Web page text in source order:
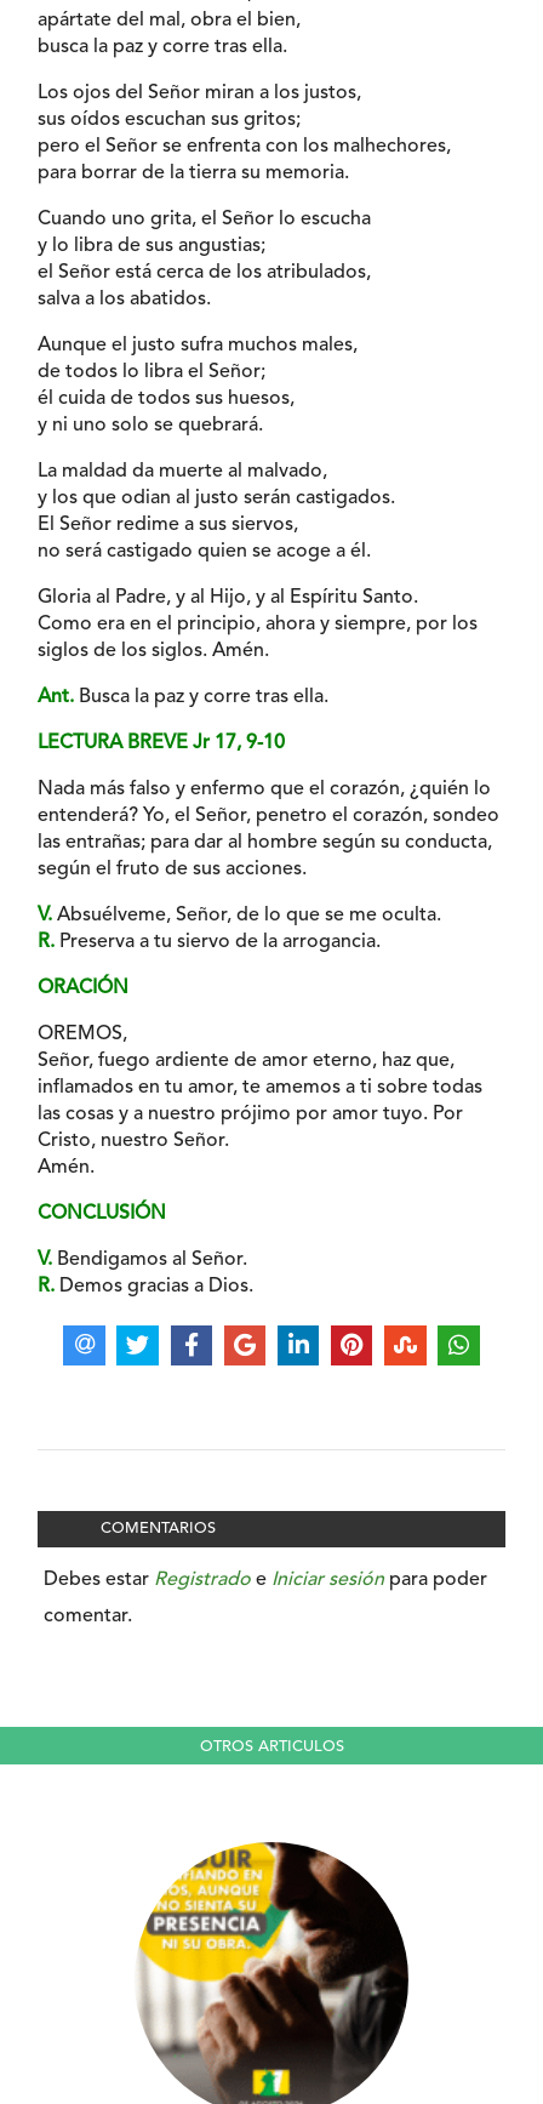
apártate del mal, obra el bien,
busca la paz y corre tras ella.
Los ojos del Señor miran a los justos,
sus oídos escuchan sus gritos;
pero el Señor se enfrenta con los malhechores,
para borrar de la tierra su memoria.
Cuando uno grita, el Señor lo escucha
y lo libra de sus angustias;
el Señor está cerca de los atribulados,
salva a los abatidos.
Aunque el justo sufra muchos males,
de todos lo libra el Señor;
él cuida de todos sus huesos,
y ni uno solo se quebrará.
La maldad da muerte al malvado,
y los que odian al justo serán castigados.
El Señor redime a sus siervos,
no será castigado quien se acoge a él.
Gloria al Padre, y al Hijo, y al Espíritu Santo.
Como era en el principio, ahora y siempre, por los
siglos de los siglos. Amén.
Ant. Busca la paz y corre tras ella.
LECTURA BREVE Jr 17, 9-10
Nada más falso y enfermo que el corazón, ¿quién lo
entenderá? Yo, el Señor, penetro el corazón, sondeo
las entrañas; para dar al hombre según su conducta,
según el fruto de sus acciones.
V. Absuélveme, Señor, de lo que se me oculta.
R. Preserva a tu siervo de la arrogancia.
ORACIÓN
OREMOS,
Señor, fuego ardiente de amor eterno, haz que,
inflamados en tu amor, te amemos a ti sobre todas
las cosas y a nuestro prójimo por amor tuyo. Por
Cristo, nuestro Señor.
Amén.
CONCLUSIÓN
V. Bendigamos al Señor.
R. Demos gracias a Dios.
COMENTARIOS
Debes estar Registrado e Iniciar sesión para poder
comentar.
OTROS ARTICULOS